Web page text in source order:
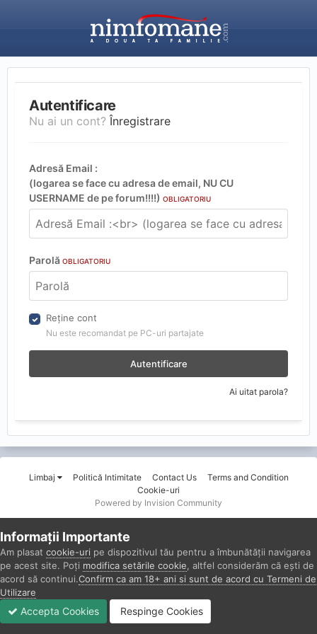
Autentificare
Nu ai un cont? Înregistrare
Adresă Email :
(logarea se face cu adresa de email, NU CU
USERNAME de pe forum!!!!) OBLIGATORIU
Parolă OBLIGATORIU
Reține cont
Nu este recomandat pe PC-uri partajate
Autentificare
Ai uitat parola?
Limbaj Politică Intimitate Contact Us
Terms and Condition
Cookie-uri
Powered by Invision Community
Informații Importante
Am plasat cookie-uri pe dispozitivul tău pentru a îmbunătății navigarea
pe acest site. Poți modifica setările cookie , altfel considerăm că ești de
acord să continui.Confirm ca am 18+ ani si sunt de acord cu Termeni de
Utilizare
Accepta Cookies Respinge Cookies
Înregistrare